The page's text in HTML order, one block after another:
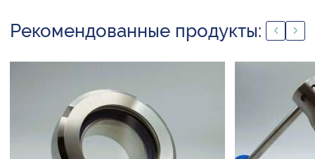
Рекомендованные продукты: